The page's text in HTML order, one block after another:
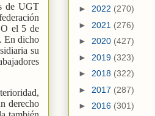
de UGT
el 5 de
En dicho
su
derecho
► 2022 (270)
► 2021 (276)
► 2020 (427)
► 2019 (323)
► 2018 (322)
► 2017 (287)
► 2016 (301)